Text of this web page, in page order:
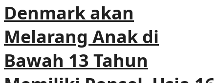
Denmark akan
Melarang Anak di
Bawah 13 Tahun